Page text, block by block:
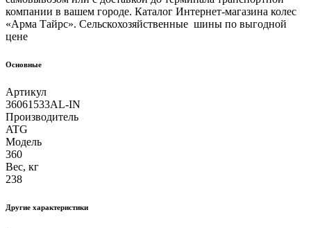
компании в вашем городе. Каталог Интернет-магазина колес
«Арма Тайрс». Сельскохозяйственные шины по выгодной
цене
Основные
Артикул
36061533AL-IN
Производитель
ATG
Модель
360
Вес, кг
238
Другие xарактеристики